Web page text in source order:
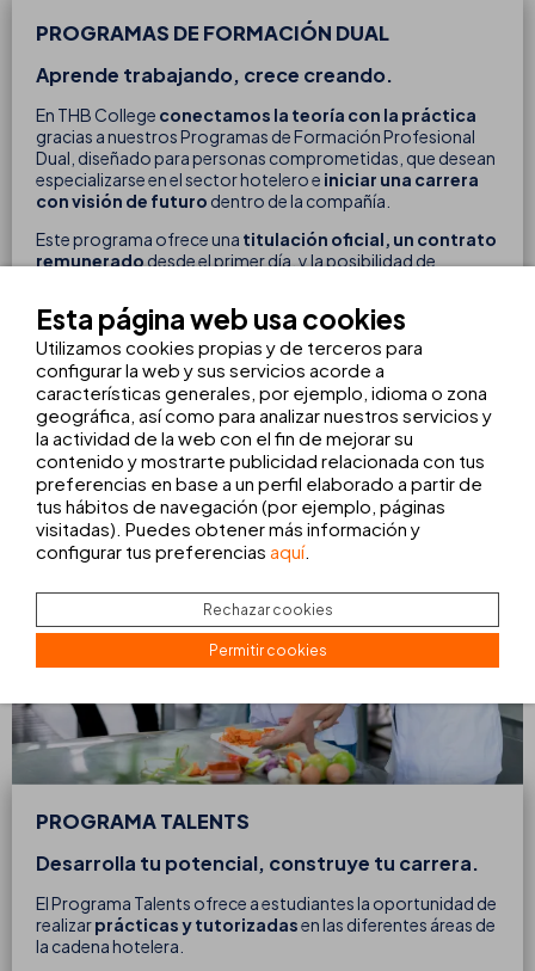
PROGRAMAS DE FORMACIÓN DUAL
Aprende trabajando, crece creando.
En THB College conectamos la teoría con la práctica
gracias a nuestros Programas de Formación Profesional
Dual, diseñado para personas comprometidas, que desean
especializarse en el sector hotelero e iniciar una carrera
con visión de futuro dentro de la compañía.
Este programa ofrece una titulación oficial, un contrato
remuneradodesde el primer día, y la posibilidad de
en nuestros establecimientos. Ofrecemos los
siguientes programas de FP Dual: restauración,
alojamiento, dirección hotelera y mantenimiento hotelero.
Convocatoria 2027 abierta.
PROGRAMA TALENTS
Desarrolla tu potencial, construye tu carrera.
El Programa Talents ofrece a estudiantes la oportunidad de
realizarprácticas y tutorizadasen las diferentes áreas de
la cadena hotelera.
Esta página web usa cookies
Utilizamos cookies propias y de terceros para
configurar la web y sus servicios acorde a
características generales, por ejemplo, idioma o zona
geográfica, así como para analizar nuestros servicios y
la actividad de la web con el fin de mejorar su
contenido y mostrarte publicidad relacionada con tus
preferencias en base a un perfil elaborado a partir de
tus hábitos de navegación (por ejemplo, páginas
visitadas). Puedes obtener más información y
configurar tus preferencias aquí.
Rechazar cookies
Permitir cookies